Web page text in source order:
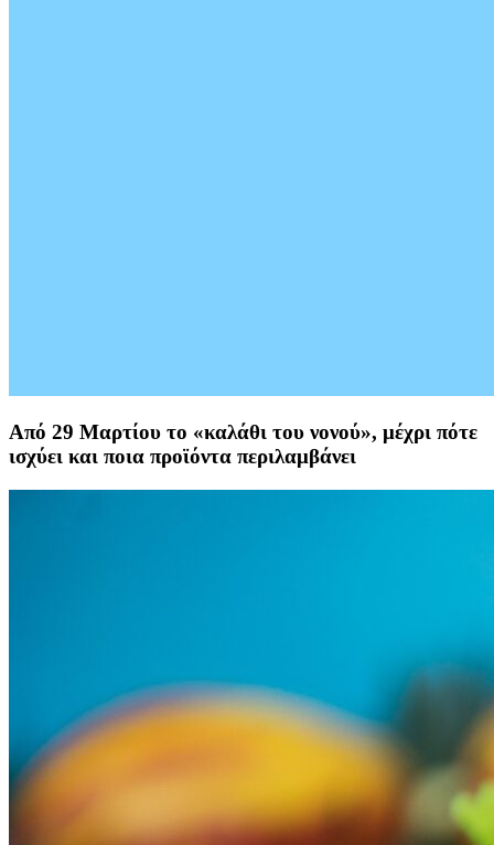
Από 29 Μαρτίου το «καλάθι του νονού», μέχρι πότε
ισχύει και ποια προϊόντα περιλαμβάνει